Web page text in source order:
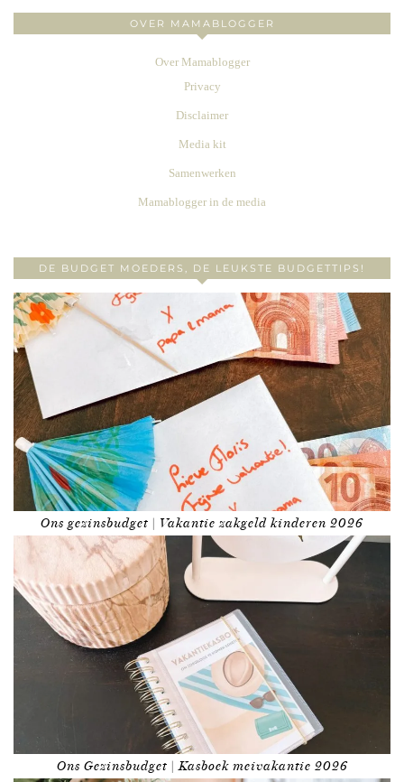
OVER MAMABLOGGER
Over Mamablogger
Privacy
Disclaimer
Media kit
Samenwerken
Mamablogger in de media
DE BUDGET MOEDERS, DE LEUKSTE BUDGETTIPS!
Ons gezinsbudget | Vakantie zakgeld kinderen 2026
Ons Gezinsbudget | Kasboek meivakantie 2026